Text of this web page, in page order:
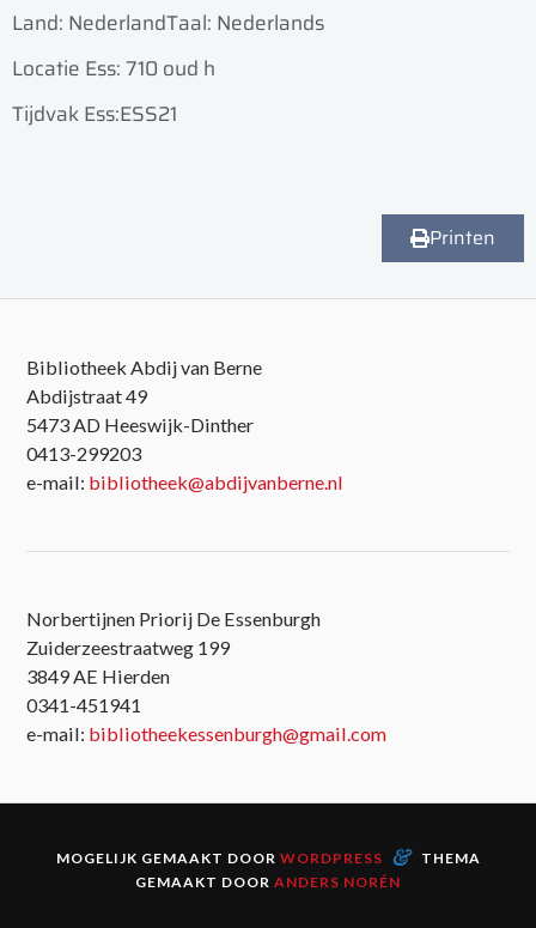
Land: NederlandTaal: Nederlands
Locatie Ess: 710 oud h
Tijdvak Ess:ESS21
Printen
Bibliotheek Abdij van Berne
Abdijstraat 49
5473 AD Heeswijk-Dinther
0413-299203
e-mail: bibliotheek@abdijvanberne.nl
Norbertijnen Priorij De Essenburgh
Zuiderzeestraatweg 199
3849 AE Hierden
0341-451941
e-mail: bibliotheekessenburgh@gmail.com
MOGELIJK GEMAAKT DOOR WORDPRESS &
THEMA
GEMAAKT DOOR ANDERS NORÉN